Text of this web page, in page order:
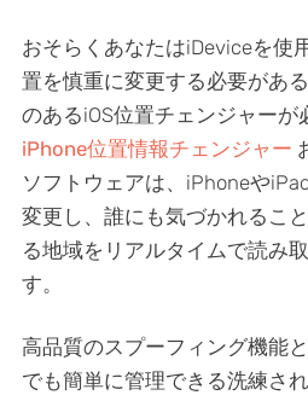
おそらくあなたはiDeviceを使
置を慎重に変更する必要があ
のあるiOS位置チェンジャーが
iPhone位置情報チェンジャー
ソフトウェアは、iPhoneや
変更し、誰にも気づかれるこ
る地域をリアルタイムで読み
す。
高品質のスプーフィング機能
でも簡単に管理できる洗練さ